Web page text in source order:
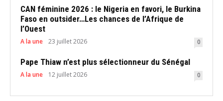
CAN féminine 2026 : le Nigeria en favori, le Burkina
Faso en outsider…Les chances de l’Afrique de
l’Ouest
A la une 23 juillet 2026 0
Pape Thiaw n’est plus sélectionneur du Sénégal
A la une 12 juillet 2026 0